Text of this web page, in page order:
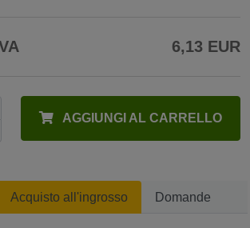
6,13 EUR
AGGIUNGI AL CARRELLO
Acquisto all'ingrosso Domande